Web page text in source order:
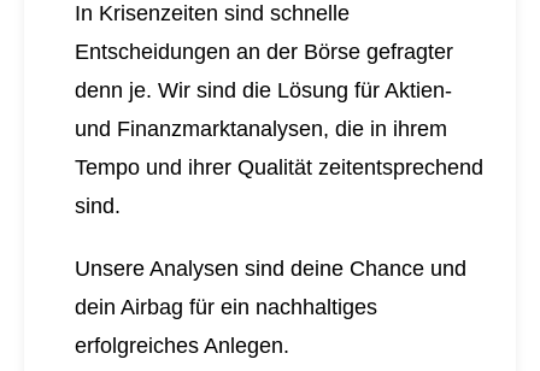
In Krisenzeiten sind schnelle
Entscheidungen an der Börse gefragter
denn je. Wir sind die Lösung für Aktien-
und Finanzmarktanalysen, die in ihrem
Tempo und ihrer Qualität zeitentsprechend
sind.
Unsere Analysen sind deine Chance und
dein Airbag für ein nachhaltiges
erfolgreiches Anlegen.